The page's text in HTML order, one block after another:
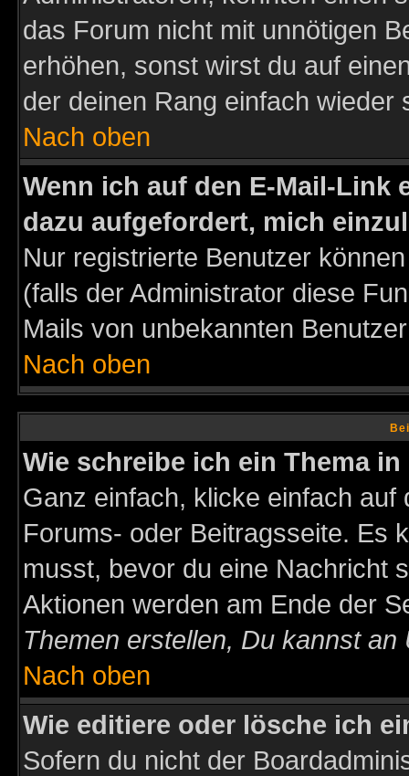
das Forum nicht mit unnötigen
erhöhen, sonst wirst du auf
der deinen Rang einfach wieder
Nach oben
Wenn ich auf den E-Mail-Link
dazu aufgefordert, mich
Nur registrierte Benutzer
(falls der Administrator diese
Mails von unbekannten
Nach oben
Wie schreibe ich ein Thema
Ganz einfach, klicke einfach
Forums- oder Beitragsseite. Es
musst, bevor du eine Nachricht
Aktionen werden am Ende der
Themen erstellen, Du kannst
Nach oben
Wie editiere oder lösche ich
Sofern du nicht der